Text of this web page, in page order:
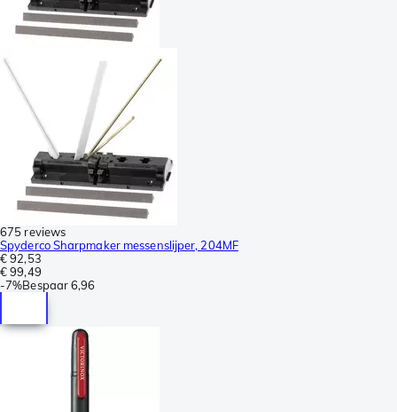
675 reviews
Spyderco Sharpmaker messenslijper, 204MF
€ 92,53
€ 99,49
-7%Bespaar6,96